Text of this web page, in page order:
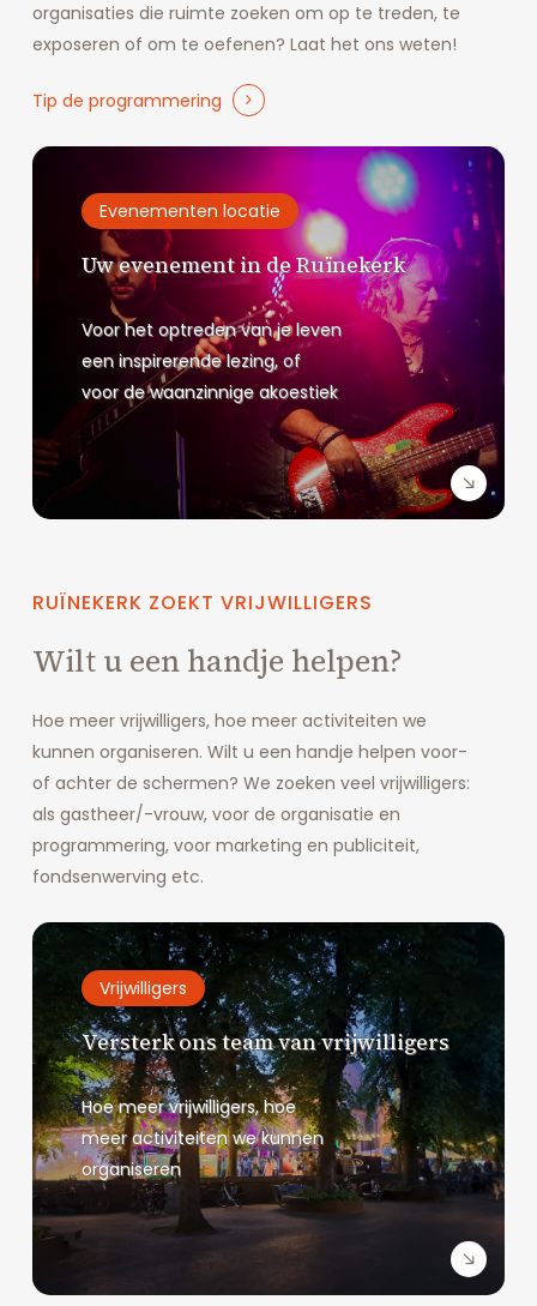
organisaties die ruimte zoeken om op te treden, te
exposeren of om te oefenen? Laat het ons weten!
Tip de programmering
Evenementen locatie
Uw evenement in de Ruïnekerk
Voor het optreden van je leven
een inspirerende lezing, of
voor de waanzinnige akoestiek
RUÏNEKERK ZOEKT VRIJWILLIGERS
Wilt u een handje helpen?
Hoe meer vrijwilligers, hoe meer activiteiten we
kunnen organiseren. Wilt u een handje helpen voor-
of achter de schermen? We zoeken veel vrijwilligers:
als gastheer/-vrouw, voor de organisatie en
programmering, voor marketing en publiciteit,
fondsenwerving etc.
Vrijwilligers
Versterk ons team van vrijwilligers
Hoe meer vrijwilligers, hoe
meer activiteiten we kunnen
organiseren